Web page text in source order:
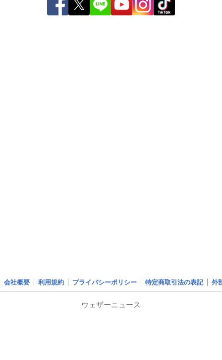
会社概要 利用規約 プライバシーポリシー 特定商取引法の表記 外
ウェザーニュース